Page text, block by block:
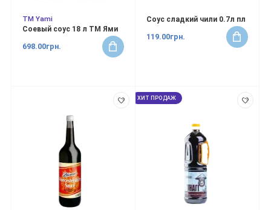
TM Yami
Соевый соус 18 л ТМ Ями
698.00грн.
Соус сладкий чили 0.7л пл
119.00грн.
ХИТ ПРОДАЖ